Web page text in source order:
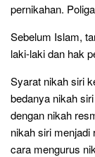
pernikahan.
Sebelum Islam,
laki-laki dan hak
Syarat nikah siri
bedanya nikah
dengan nikah
nikah siri menjadi
cara mengurus